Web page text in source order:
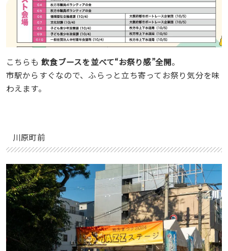
こちらも 飲食ブースを並べて“お祭り感”全開。
市駅からすぐなので、ふらっと立ち寄ってお祭り気分を味
わえます。
川原町前